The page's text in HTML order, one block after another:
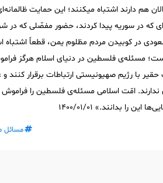
هم دارند اشتباه میکنند؛ این حمایت
که در سوریه پیدا کردند، حضور مفصّلی که در
در کوبیدن مردم مظلوم یمن، قطعاً
مسئله‌ی فلسطین در دنیای اسلام هرگز
حقیر با رژیم صهیونیستی ارتباطات برقرار کنند
ندارند. امّت اسلامی مسئله‌ی فلسطین را
را بدانند.» ۱۴۰۰/۰۱/۰۱
مسائل